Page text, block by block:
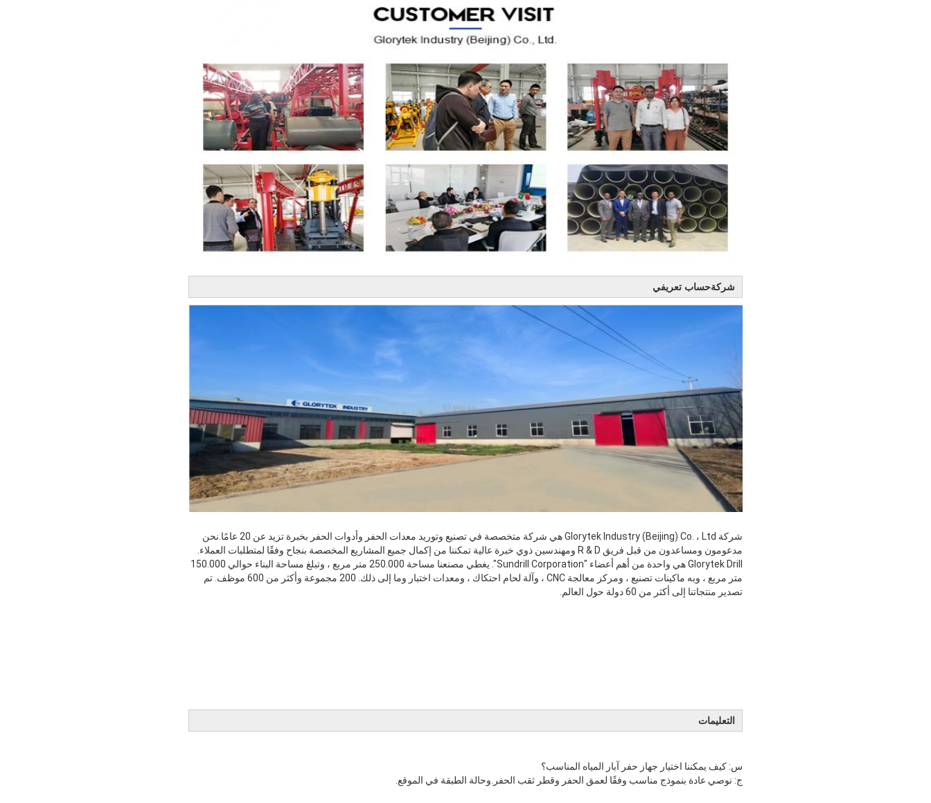
شركةحساب تعريفي
مدعومون ومساعدون من قبل فريق R & D ومهندسين ذوي خبرة عالية تمكننا من إكمال جميع المشاريع المخصصة بنجاح وفقًا لمتطلبات العملاء.
تصدير منتجاتنا إلى أكثر من 60 دولة حول العالم.
التعليمات
س: كيف يمكننا اختيار جهاز حفر آبار المياه المناسب؟
ج: نوصي عادة بنموذج مناسب وفقًا لعمق الحفر وقطر ثقب الحفر.وحالة الطبقة في الموقع.